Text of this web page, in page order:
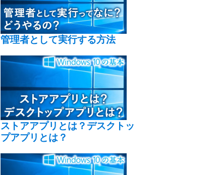
管理者として実行する方法
ストアアプリとは？デスクトッ
プアプリとは？